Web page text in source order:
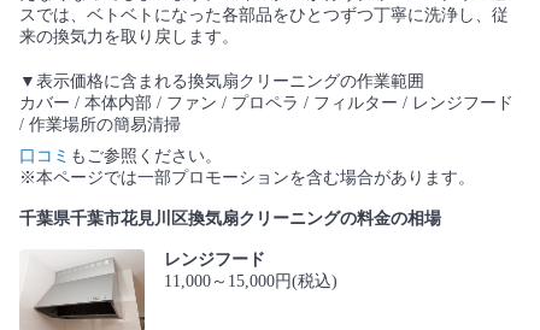
スでは、ベトベトになった各部品をひとつずつ丁寧に洗浄し、従
来の換気力を取り戻します。
▼表示価格に含まれる換気扇クリーニングの作業範囲
カバー / 本体内部 / ファン / プロペラ / フィルター / レンジフード
/ 作業場所の簡易清掃
口コミ もご参照ください。
※本ページでは一部プロモーションを含む場合があります。
千葉県千葉市花見川区換気扇クリーニングの料金の相場
レンジフード
11,000～15,000円(税込)